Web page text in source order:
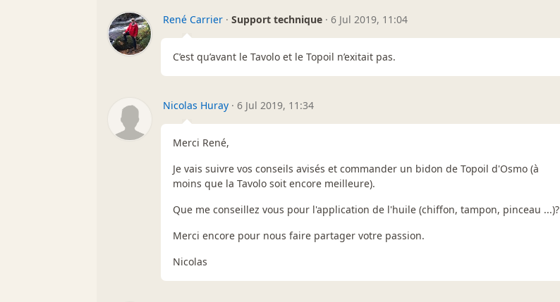
René Carrier · Support technique · 6 Jul 2019, 11:04
C’est qu’avant le Tavolo et le Topoil n’exitait pas.
Nicolas Huray · 6 Jul 2019, 11:34
Merci René,
Je vais suivre vos conseils avisés et commander un bidon de Topoil d'Osmo (à
moins que la Tavolo soit encore meilleure).
Que me conseillez vous pour l'application de l'huile (chiffon, tampon, pinceau ...)?
Merci encore pour nous faire partager votre passion.
Nicolas